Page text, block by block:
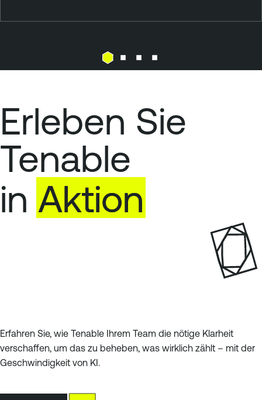
Erleben Sie
Tenable
in Aktion
Erfahren Sie, wie Tenable Ihrem Team die nötige Klarheit
verschaffen, um das zu beheben, was wirklich zählt – mit der
Geschwindigkeit von KI.